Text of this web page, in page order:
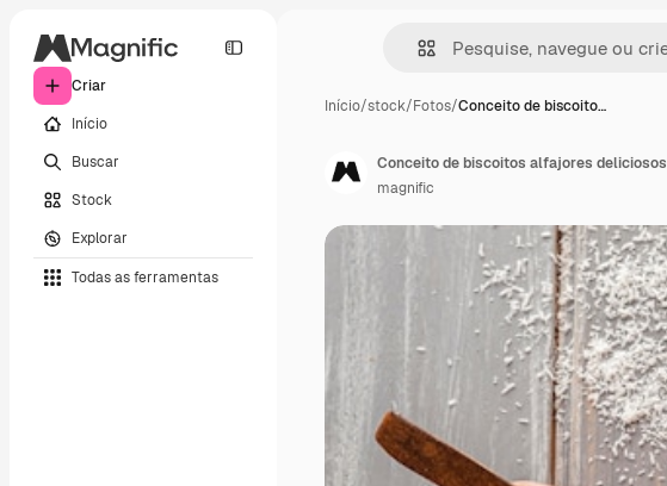
Criar
Início
Buscar
Stock
Explorar
Todas as ferramentas
Início/stock/Fotos/Conceito de biscoito…
Conceito de biscoitos alfajores deliciosos
magnific